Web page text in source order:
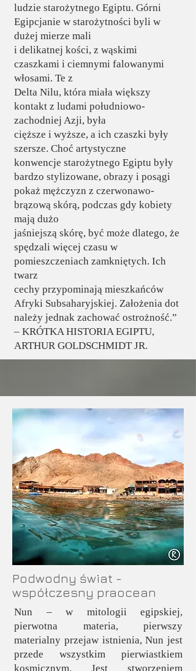
ludzie starożytnego Egiptu. Górni
Egipcjanie w starożytności byli w
dużej mierze mali
i delikatnej kości, z wąskimi
czaszkami i ciemnymi falowanymi
włosami. Te z
Delta Nilu, która miała większy
kontakt z ludami południowo-
zachodniej Azji, była
cięższe i wyższe, a ich czaszki były
szersze. Choć artystyczne
konwencje starożytnego Egiptu były
bardzo stylizowane, obrazy i posągi
pokaż mężczyzn z czerwonawo-
brązową skórą, podczas gdy kobiety
mają dużo
jaśniejszą skórę, być może dlatego, że
spędzali więcej czasu w
pomieszczeniach zamkniętych. Ich
twarz
cechy przypominają mieszkańców
Afryki Subsaharyjskiej. Założenia dot
należy jednak zachować ostrożność.”
– KRÓTKA HISTORIA EGIPTU,
ARTHUR GOLDSCHMIDT JR.
Podwodny świat -
współczesny praocean
Nun – w mitologii egipskiej,
pierwotna materia, pierwszy
materialny przejaw istnienia, Nun jest
przede wszystkim pierwiastkiem
kosmicznym. Jest stworzeniem